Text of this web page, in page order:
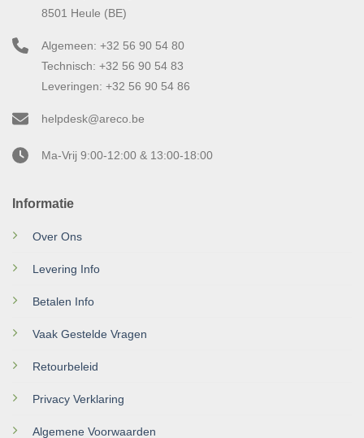
Informatie
Over Ons
Levering Info
Betalen Info
Vaak Gestelde Vragen
Retourbeleid
Privacy Verklaring
Algemene Voorwaarden
8501 Heule (BE)
Algemeen: +32 56 90 54 80
Technisch: +32 56 90 54 83
Leveringen: +32 56 90 54 86
helpdesk@areco.be
Ma-Vrij 9:00-12:00 & 13:00-18:00